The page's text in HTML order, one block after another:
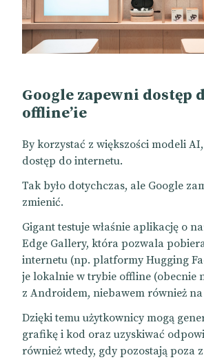
Google zapewni dostęp
offline’ie
By korzystać z większości modeli
dostęp do internetu.
Tak było dotychczas, ale Google
zmienić.
Gigant testuje właśnie aplikację o
Edge Gallery, która pozwala
internetu (np. platformy Hugging
je lokalnie w trybie offline (obecnie
z Androidem, niebawem również na
Dzięki temu użytkownicy mogą
grafikę i kod oraz uzyskiwać
również wtedy, gdy pozostają poza